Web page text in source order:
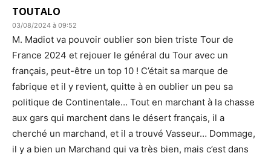
TOUTALO
03/08/2024 à 09:52
M. Madiot va pouvoir oublier son bien triste Tour de
France 2024 et rejouer le général du Tour avec un
français, peut-être un top 10 ! C’était sa marque de
fabrique et il y revient, quitte à en oublier un peu sa
politique de Continentale… Tout en marchant à la chasse
aux gars qui marchent dans le désert français, il a
cherché un marchand, et il a trouvé Vasseur… Dommage,
il y a bien un Marchand qui va très bien, mais c’est dans